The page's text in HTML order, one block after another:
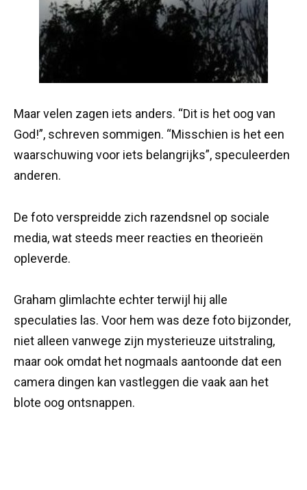
Maar velen zagen iets anders. “Dit is het oog van
God!”, schreven sommigen. “Misschien is het een
waarschuwing voor iets belangrijks”, speculeerden
anderen.
De foto verspreidde zich razendsnel op sociale
media, wat steeds meer reacties en theorieën
opleverde.
Graham glimlachte echter terwijl hij alle
speculaties las. Voor hem was deze foto bijzonder,
niet alleen vanwege zijn mysterieuze uitstraling,
maar ook omdat het nogmaals aantoonde dat een
camera dingen kan vastleggen die vaak aan het
blote oog ontsnappen.